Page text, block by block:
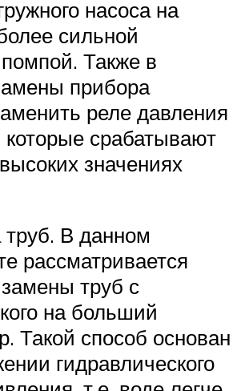
насоса на
сильной
Также в
прибора
реле давления
срабатывают
значениях
В данном
рассматривается
труб с
на больший
Такой способ основан
гидравлического